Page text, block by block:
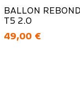
BALLON REBOND
T5 2.0
Prix
49,00 €